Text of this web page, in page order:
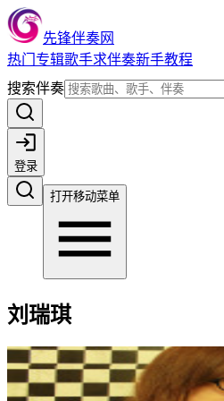
先锋伴奏网
热门 专辑歌手求伴奏新手教程
搜索伴奏
登录
打开移动菜单
刘瑞琪